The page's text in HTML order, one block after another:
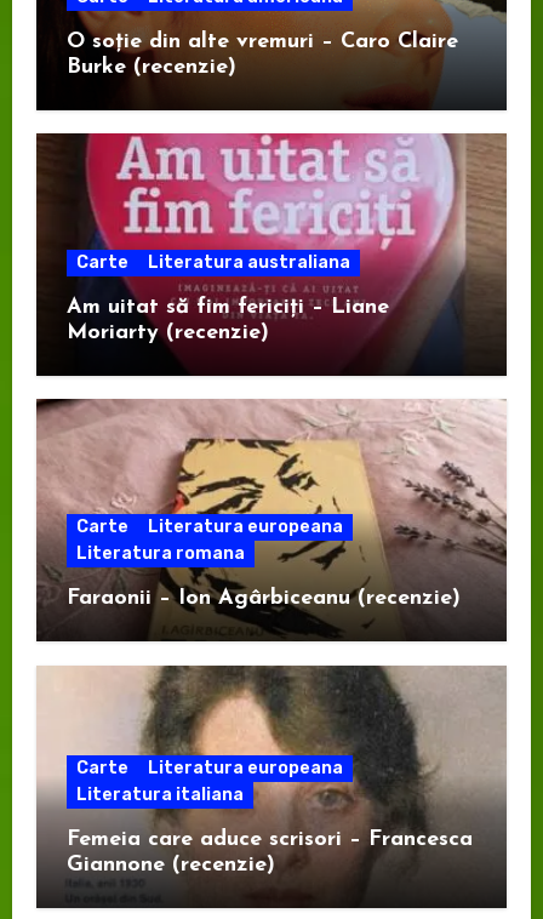
O soție din alte vremuri – Caro Claire
Burke (recenzie)
Carte Literatura australiana
Am uitat să fim fericiți – Liane
Moriarty (recenzie)
Carte
Literatura europeana
Literatura romana
Faraonii – Ion Agârbiceanu (recenzie)
Carte
Literatura europeana
Literatura italiana
Femeia care aduce scrisori – Francesca
Giannone (recenzie)